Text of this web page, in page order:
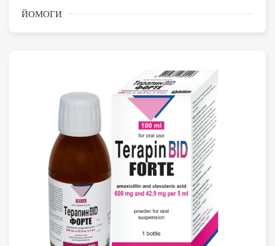
ЙОМОГИ